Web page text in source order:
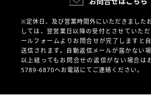
※定休日、及び営業時間外にいただきました
しては、翌営業日以降の受付とさせていただ
ールフォームよりお問合せが完了しますと
送信されます。自動返信メールが届かない場
以上経ってもお問合せの返信がない場合は
5789-6870へお電話にてご連絡ください。